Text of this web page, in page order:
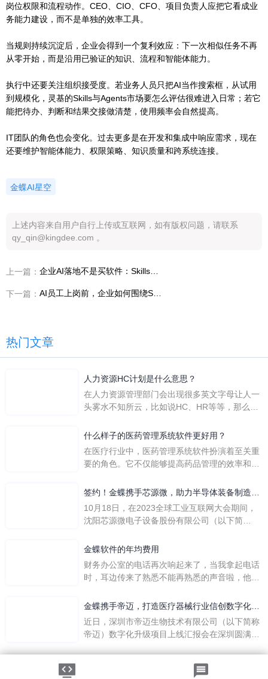
岗位权限和流程动作。CEO、CIO、CFO、项目负责人应把它看成业
务能力建设，而不是单独的效率工具。
当规则持续沉淀后，企业会得到一个复利效应：下一次相似任务不再
从零开始，而是沿用已验证的知识、流程和智能体能力。
执行中还要关注组织接受度。若业务人员只把AI当作搜索框，从试用
到规模化，灵基的Skills与Agents市场要怎么评估很难进入日常；若它
能把待办、判断和结果交接做清楚，使用频率会自然提高。
IT团队的角色也会变化。过去更多是在开发和集成中响应需求，现在
还要维护智能体能力、权限策略、知识质量和跨系统连接。
金蝶AI星空
上述内容来自用户自行上传或互联网，如有版权问题，请联系
qy_qin@kingdee.com 。
上一篇：
下一篇：
热门文章
人力资源HC计划是什么意思？
在人力资源管理部门会出现很多英文字母让人一
头雾水不知所云，比如说HC、HR等等，那么它
么呢？
什么样子的医药管理系统软件更好用？
在医疗行业中，医药管理系统软件扮演着至关重
要的角色。它不仅能够提高药品管理的效率和准
一个好用的医药管理系统软件应具备以下特点。
地进行操作。 复杂的
签约！金蝶携手芯源微，助力半导体装备制造领
先企业迈向世界
10月18日，在2023全球工业互联网大会期间，
沈阳芯源微电子设备股份有限公司（以下简
下简称“金蝶”）在辽宁沈阳签署战略合作协议。
营管控平台，从而实现公司产研一体化、业财一
体化，提升公司整体业务水平。
金蝶软件的年均费用
财务办公室的电话再次响起来了，当我拿起电话
时，耳边传来了熟悉不能再熟悉的声音啦，他就
软件过程中遇到任何问题，我都可以获得金蝶服
一年的使用时间已经到了。我们公司用的是金蝶
KIS系列的标准版，一年的服务费是1000元/年。
刚看到这个1000元这个数字的时候，你是不是也
觉得有点高了，但是在一年的使用的过程中还有
金蝶携手帝迈，打造医疗器械行业信创数字化标
杆
近日，深圳市帝迈生物技术有限公司（以下简称
帝迈）数字化升级项目上线汇报会在深圳圆满召
©2026金蝶软件（中国）有限公司
粤ICP备05041751号